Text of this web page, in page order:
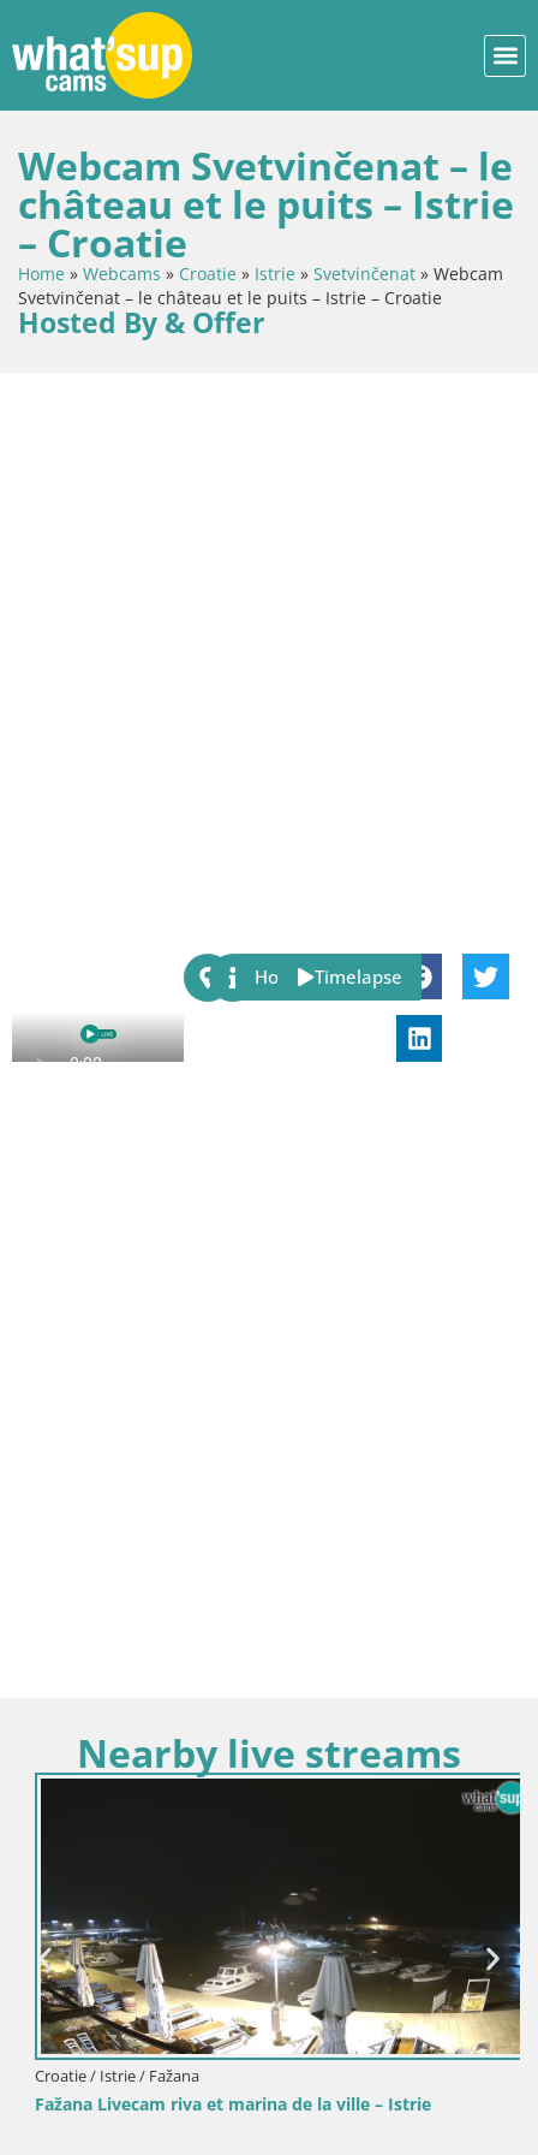
Webcam Svetvinčenat – le
château et le puits – Istrie
– Croatie
Home » Webcams » Croatie » Istrie » Svetvinčenat » Webcam
Svetvinčenat – le château et le puits – Istrie – Croatie
Hosted By & Offer
Share:
Host Timelapse
Nearby live streams
Croatie / Istrie / Fažana
Fažana Livecam riva et marina de la ville – Istrie